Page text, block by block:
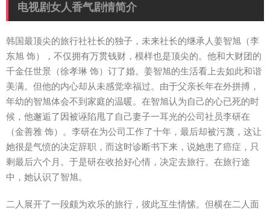
电视剧女人香气剧情简介
韩国最顶尖的旅行社社长的独子，未来社长的继承人姜智旭（李
东旭 饰），不仅拥有万贯钱财，模样也是顶尖的。他和大财团的
千金任世景（徐孝琳 饰）订了婚。姜智旭的生活看上去如此和谐
美满。但他的内心却从未感觉幸福过。由于父亲长年在外拼搏，
年幼的智旭体会不到家庭的温暖。在智旭认为自己的心已死的时
候，他邂逅了因被诬陷甩了自己妻子一耳光的公司社员李研在
（金善雅 饰）。李研在为公司工作了十年，最后却被污蔑，这让
她很是气愤的决定辞职，而这时诊断书下来，说她患了癌症，只
剩最后六个月。于是研在收拾好心情，决定去旅行。在旅行途
中，她认识了智旭。
二人展开了一段颇为欢乐的旅行，彼此互生情愫。但横在二人面